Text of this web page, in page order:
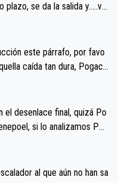
plazo, se da la salida y…..ve
vivir estos momentos tan
este párrafo, por favo
caída tan dura, Pogaca
increíble la forma en l
recordó."
el desenlace final, quizá Po
si lo analizamos Poj
Evenepoel dándose la
más allá de los típicos toqu
al que aún no han sa